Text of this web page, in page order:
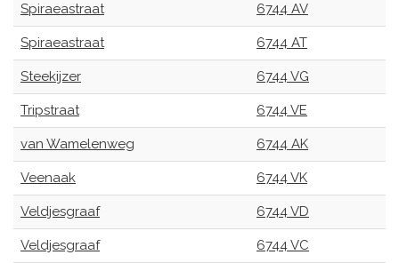
Spiraeastraat 6744 AV
Spiraeastraat 6744 AT
Steekijzer 6744 VG
Tripstraat 6744 VE
van Wamelenweg 6744 AK
Veenaak 6744 VK
Veldjesgraaf 6744 VD
Veldjesgraaf 6744 VC